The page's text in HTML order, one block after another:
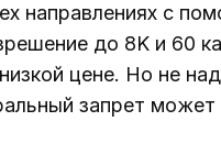
направлениях с
до 8K и 60
цене. Но не
запрет может